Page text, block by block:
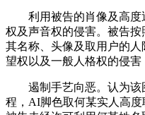
利用被告的肖像及高度近
权及声音权的侵害。被告
其名称、头像及取用户的
望权以及一般人格权的侵害
遏制手艺向恶。认为该图
程，AI脚色取何某实人高